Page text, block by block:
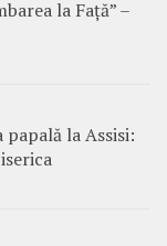
la Față” –
la Assisi: